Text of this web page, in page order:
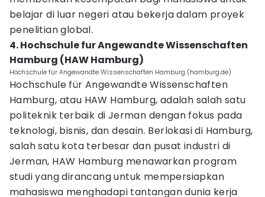
belajar di luar negeri atau bekerja dalam proyek
penelitian global.
4. Hochschule fur Angewandte Wissenschaften
Hamburg (HAW Hamburg)
Hochschule für Angewandte Wissenschaften Hamburg (hamburg.de)
Hochschule für Angewandte Wissenschaften
Hamburg, atau HAW Hamburg, adalah salah satu
politeknik terbaik di Jerman dengan fokus pada
teknologi, bisnis, dan desain. Berlokasi di Hamburg,
salah satu kota terbesar dan pusat industri di
Jerman, HAW Hamburg menawarkan program
studi yang dirancang untuk mempersiapkan
mahasiswa menghadapi tantangan dunia kerja